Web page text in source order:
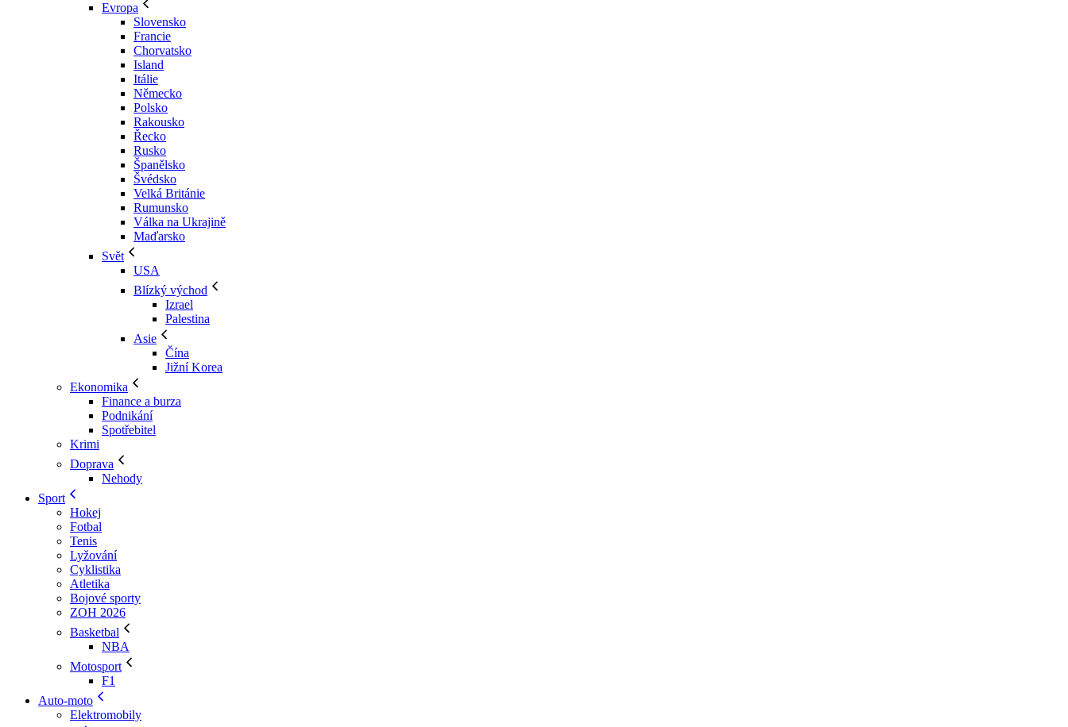
Evropa
Slovensko
Francie
Chorvatsko
Island
Itálie
Německo
Polsko
Rakousko
Řecko
Rusko
Španělsko
Švédsko
Velká Británie
Rumunsko
Válka na Ukrajině
Maďarsko
Svět
USA
Blízký východ
Izrael
Palestina
Asie
Čína
Jižní Korea
Ekonomika
Finance a burza
Podnikání
Spotřebitel
Krimi
Doprava
Nehody
Sport
Hokej
Fotbal
Tenis
Lyžování
Cyklistika
Atletika
Bojové sporty
ZOH 2026
Basketbal
NBA
Motosport
F1
Auto-moto
Elektromobily